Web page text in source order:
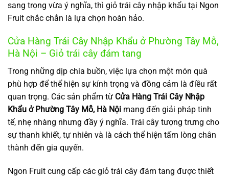
sang trọng vừa ý nghĩa, thì giỏ trái cây nhập khẩu tại Ngon
Fruit chắc chắn là lựa chọn hoàn hảo.
Cửa Hàng Trái Cây Nhập Khẩu ở Phường Tây Mỗ,
Hà Nội – Giỏ trái cây đám tang
Trong những dịp chia buồn, việc lựa chọn một món quà
phù hợp để thể hiện sự kính trọng và đồng cảm là điều rất
quan trọng. Các sản phẩm từ Cửa Hàng Trái Cây Nhập
Khẩu ở Phường Tây Mỗ, Hà Nội mang đến giải pháp tinh
tế, nhẹ nhàng nhưng đầy ý nghĩa. Trái cây tượng trưng cho
sự thanh khiết, tự nhiên và là cách thể hiện tấm lòng chân
thành đến gia quyến.
Ngon Fruit cung cấp các giỏ trái cây đám tang được thiết